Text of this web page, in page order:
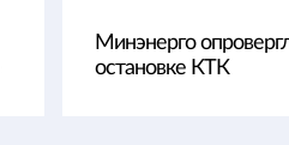
Минэнерго
остановке КТК